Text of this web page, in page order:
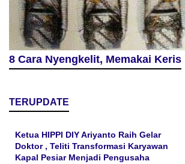
8 Cara Nyengkelit, Memakai Keris
TERUPDATE
Ketua HIPPI DIY Ariyanto Raih Gelar
Doktor , Teliti Transformasi Karyawan
Kapal Pesiar Menjadi Pengusaha